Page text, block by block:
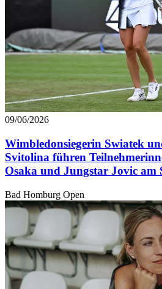
09/06/2026
Wimbledonsiegerin Swiatek
Svitolina führen
Osaka und Jungstar Jovic am
Bad Homburg Open